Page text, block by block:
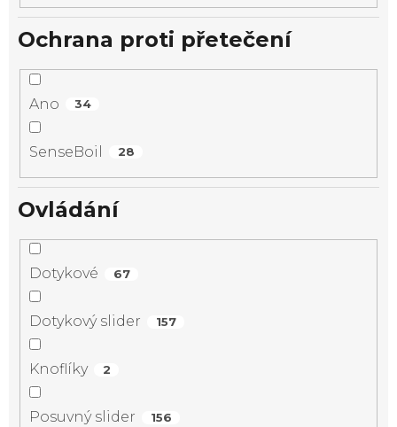
Ochrana proti přetečení
Ano 34
SenseBoil 28
Ovládání
Dotykové 67
Dotykový slider 157
Knoflíky 2
Posuvný slider 156